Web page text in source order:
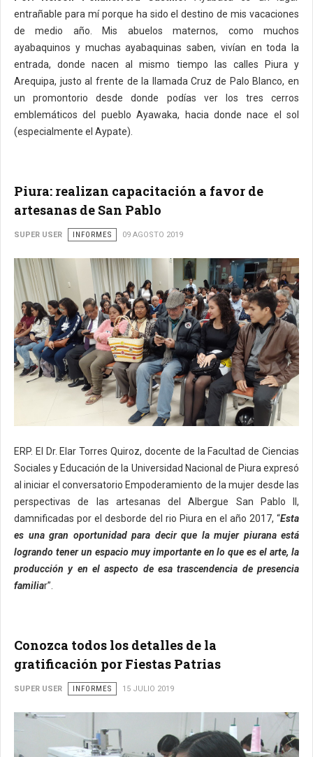
entrañable para mí porque ha sido el destino de mis vacaciones
de medio año. Mis abuelos maternos, como muchos
ayabaquinos y muchas ayabaquinas saben, vivían en toda la
entrada, donde nacen al mismo tiempo las calles Piura y
Arequipa, justo al frente de la llamada Cruz de Palo Blanco, en
un promontorio desde donde podías ver los tres cerros
emblemáticos del pueblo Ayawaka, hacia donde nace el sol
(especialmente el Aypate).
Piura: realizan capacitación a favor de
artesanas de San Pablo
SUPER USER INFORMES 09 AGOSTO 2019
ERP. El Dr. Elar Torres Quiroz, docente de la Facultad de Ciencias
Sociales y Educación de la Universidad Nacional de Piura expresó
al iniciar el conversatorio Empoderamiento de la mujer desde las
perspectivas de las artesanas del Albergue San Pablo II,
damnificadas por el desborde del rio Piura en el año 2017, “Esta
es una gran oportunidad para decir que la mujer piurana está
logrando tener un espacio muy importante en lo que es el arte, la
producción y en el aspecto de esa trascendencia de presencia
familiar”.
Conozca todos los detalles de la
gratificación por Fiestas Patrias
SUPER USER INFORMES 15 JULIO 2019